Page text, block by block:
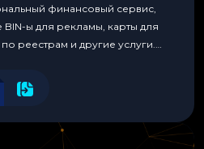
финансовый сервис,
ы для рекламы, карты для
реестрам и другие услуги.
финансами.